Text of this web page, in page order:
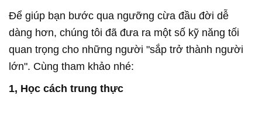
Để giúp bạn bước qua ngưỡng cừa đầu đời dễ
dàng hơn, chúng tôi đã đưa ra một số kỹ năng tối
quan trọng cho những người "sắp trở thành người
lớn". Cùng tham khảo nhé:
1, Học cách trung thực